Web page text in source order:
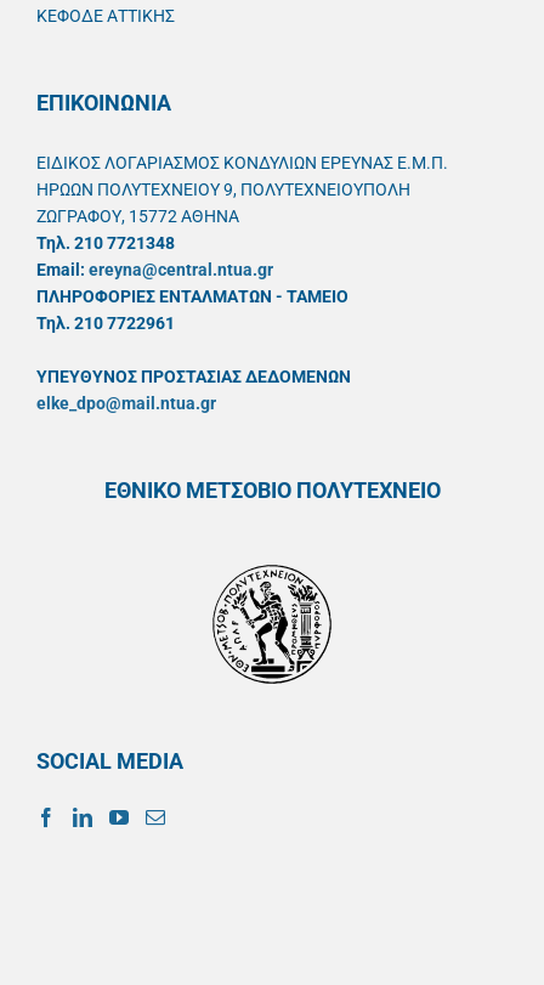
ΚΕΦΟΔΕ ΑΤΤΙΚΗΣ
ΕΠΙΚΟΙΝΩΝΙΑ
ΕΙΔΙΚΟΣ ΛΟΓΑΡΙΑΣΜΟΣ ΚΟΝΔΥΛΙΩΝ ΕΡΕΥΝΑΣ Ε.Μ.Π.
ΗΡΩΩΝ ΠΟΛΥΤΕΧΝΕΙΟΥ 9, ΠΟΛΥΤΕΧΝΕΙΟΥΠΟΛΗ
ΖΩΓΡΑΦΟΥ, 15772 ΑΘΗΝΑ
Τηλ. 210 7721348
Email: ereyna@central.ntua.gr
ΠΛΗΡΟΦΟΡΙΕΣ ΕΝΤΑΛΜΑΤΩΝ - ΤΑΜΕΙΟ
Τηλ. 210 7722961
ΥΠΕΥΘYΝΟΣ ΠΡΟΣΤΑΣΙΑΣ ΔΕΔΟΜΕΝΩΝ
elke_dpo@mail.ntua.gr
ΕΘΝΙΚΟ ΜΕΤΣΟΒΙΟ ΠΟΛΥΤΕΧΝΕΙΟ
SOCIAL MEDIA